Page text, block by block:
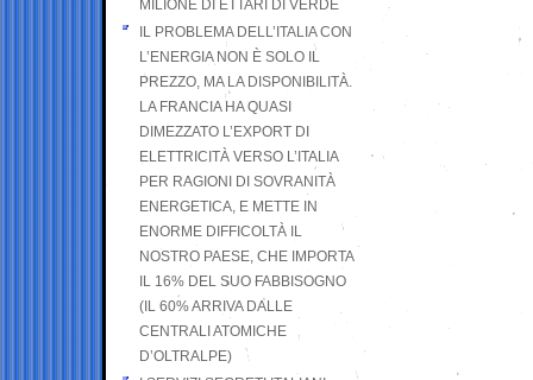
MILIONE DI ETTARI DI VERDE
IL PROBLEMA DELL’ITALIA CON
L’ENERGIA NON È SOLO IL
PREZZO, MA LA DISPONIBILITÀ.
LA FRANCIA HA QUASI
DIMEZZATO L’EXPORT DI
ELETTRICITÀ VERSO L’ITALIA
PER RAGIONI DI SOVRANITÀ
ENERGETICA, E METTE IN
ENORME DIFFICOLTÀ IL
NOSTRO PAESE, CHE IMPORTA
IL 16% DEL SUO FABBISOGNO
(IL 60% ARRIVA DALLE
CENTRALI ATOMICHE
D’OLTRALPE)